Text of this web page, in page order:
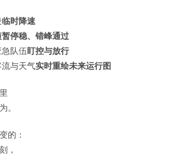
临时降速
暂停稳、错峰通过
队伍盯控与放行
与天气实时重绘未来运行图
。
的：
，